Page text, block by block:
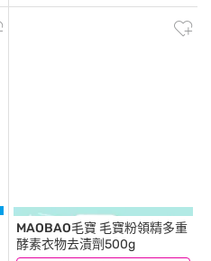
MAOBAO毛寶 毛寶粉領精多重
酵素衣物去漬劑500g